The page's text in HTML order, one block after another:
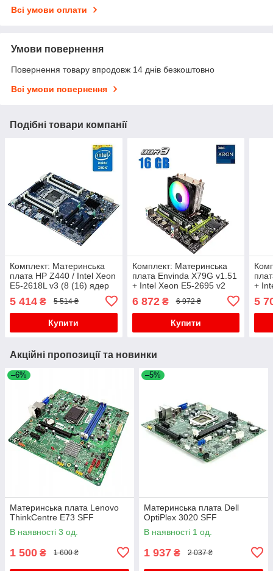
Всі умови оплати
Умови повернення
Повернення товару впродовж 14 днів безкоштовно
Всі умови повернення
Подібні товари компанії
Комплект: Материнська
плата HP Z440 / Intel Xeon
E5-2618L v3 (8 (16) ядер
по 2.3 - 3.4 GHz) (аналог
i7-7700K) / Socket LGA
2011
5 414 ₴ 5 514 ₴
Купити
Комплект: Материнська
плата Envinda X79G v1.51
+ Intel Xeon E5-2695 v2
(12 (24) ядер по 2.4 - 3.2
GHz) / 16 GB DDR3 +
Рамка
6 872₴ 6 972 ₴
Купити
+
5
Акційні пропозиції та новинки
–6%
Материнська плата Lenovo
ThinkCentre E73 SFF
В наявності 3 од.
1 500 ₴ 1 600 ₴
–5%
Материнська плата Dell
OptiPlex 3020 SFF
В наявності 1 од.
1 937 ₴ 2 037 ₴